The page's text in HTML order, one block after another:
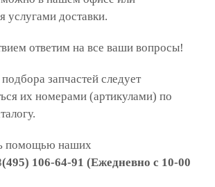
услугами доставки.
ответим на все ваши вопросы!
запчастей следует
их номерами (артикулами) по
помощью наших
(495) 106-64-91 (Ежедневно с 10-00